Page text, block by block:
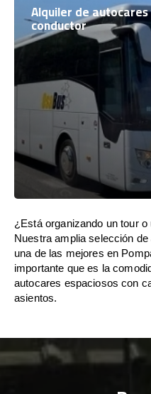
Alquiler de
conductor
¿Está organizando un tour
Nuestra amplia selección de
una de las mejores en
importante que es la
autocares espaciosos con
asientos.